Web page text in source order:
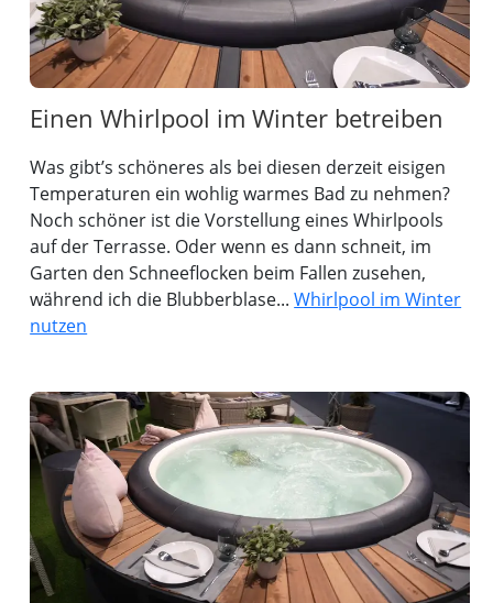
Einen Whirlpool im Winter betreiben
Was gibt’s schöneres als bei diesen derzeit eisigen
Temperaturen ein wohlig warmes Bad zu nehmen?
Noch schöner ist die Vorstellung eines Whirlpools
auf der Terrasse. Oder wenn es dann schneit, im
Garten den Schneeflocken beim Fallen zusehen,
während ich die Blubberblase...Whirlpool im Winter
nutzen